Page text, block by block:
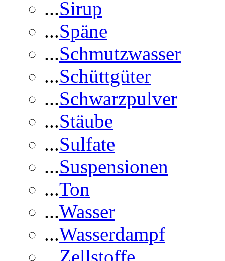
...Sirup
...Späne
...Schmutzwasser
...Schüttgüter
...Schwarzpulver
...Stäube
...Sulfate
...Suspensionen
...Ton
...Wasser
...Wasserdampf
Zellstoffe